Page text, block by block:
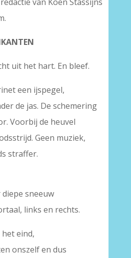
uit het hart. En bleef.
een ijspegel,
de jas. De schemering
Voorbij de heuvel
Geen muziek,
straffer.
sneeuw
links en rechts.
het eind,
onszelf en dus